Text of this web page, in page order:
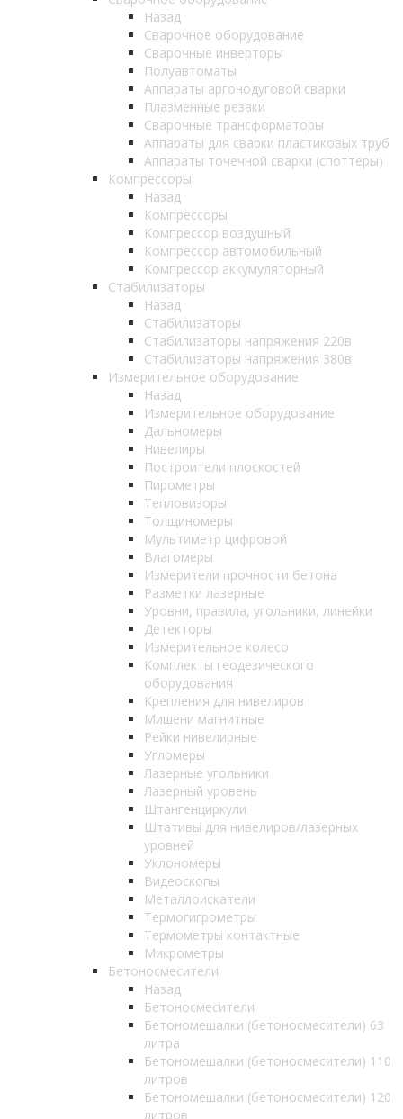
Назад
Сварочное оборудование
Сварочные инверторы
Полуавтоматы
Аппараты аргонодуговой сварки
Плазменные резаки
Сварочные трансформаторы
Аппараты для сварки пластиковых труб
Аппараты точечной сварки (споттеры)
Компрессоры
Назад
Компрессоры
Компрессор воздушный
Компрессор автомобильный
Компрессор аккумуляторный
Стабилизаторы
Назад
Стабилизаторы
Стабилизаторы напряжения 220в
Стабилизаторы напряжения 380в
Измерительное оборудование
Назад
Измерительное оборудование
Дальномеры
Нивелиры
Построители плоскостей
Пирометры
Тепловизоры
Толщиномеры
Мультиметр цифровой
Влагомеры
Измерители прочности бетона
Разметки лазерные
Уровни, правила, угольники, линейки
Детекторы
Измерительное колесо
Комплекты геодезического
оборудования
Крепления для нивелиров
Мишени магнитные
Рейки нивелирные
Угломеры
Лазерные угольники
Лазерный уровень
Штангенциркули
Штативы для нивелиров/лазерных
уровней
Уклономеры
Видеоскопы
Металлоискатели
Термогигрометры
Термометры контактные
Микрометры
Бетоносмесители
Назад
Бетоносмесители
Бетономешалки (бетоносмесители) 63
литра
Бетономешалки (бетоносмесители) 110
литров
Бетономешалки (бетоносмесители) 120
литров